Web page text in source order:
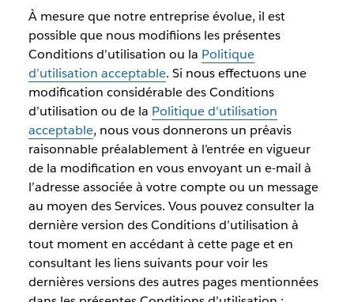
À mesure que notre entreprise évolue, il est
possible que nous modifiions les présentes
Conditions d’utilisation ou la Politique
d’utilisation acceptable. Si nous effectuons une
modification considérable des Conditions
d’utilisation ou de la Politique d’utilisation
acceptable, nous vous donnerons un préavis
raisonnable préalablement à l’entrée en vigueur
de la modification en vous envoyant un e-mail à
l’adresse associée à votre compte ou un message
au moyen des Services. Vous pouvez consulter la
dernière version des Conditions d’utilisation à
tout moment en accédant à cette page et en
consultant les liens suivants pour voir les
dernières versions des autres pages mentionnées